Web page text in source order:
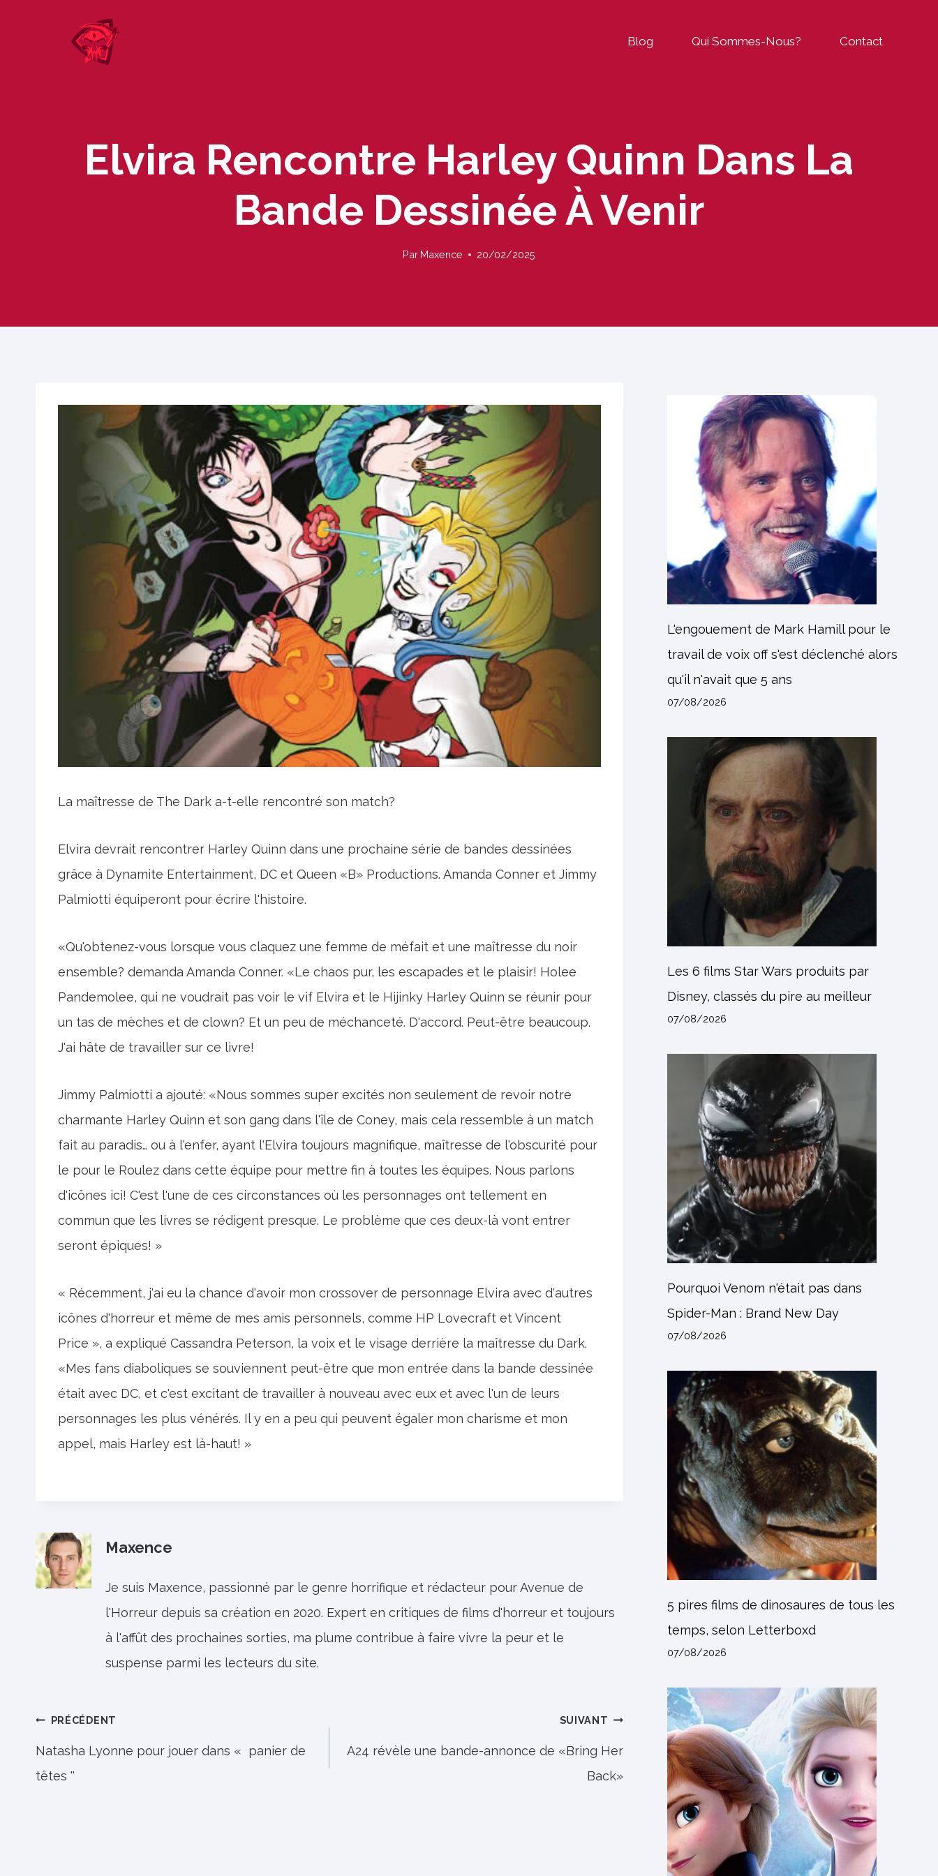
Blog Qui Sommes-Nous? Contact
Elvira Rencontre Harley Quinn Dans La
Bande Dessinée À Venir
Par Maxence 20/02/2025
La maîtresse de The Dark a-t-elle rencontré son match?
Elvira devrait rencontrer Harley Quinn dans une prochaine série de bandes dessinées
grâce à Dynamite Entertainment, DC et Queen «B» Productions. Amanda Conner et Jimmy
Palmiotti équiperont pour écrire l'histoire.
«Qu'obtenez-vous lorsque vous claquez une femme de méfait et une maîtresse du noir
ensemble? demanda Amanda Conner. «Le chaos pur, les escapades et le plaisir! Holee
Pandemolee, qui ne voudrait pas voir le vif Elvira et le Hijinky Harley Quinn se réunir pour
un tas de mèches et de clown? Et un peu de méchanceté. D'accord. Peut-être beaucoup.
J'ai hâte de travailler sur ce livre!
Jimmy Palmiotti a ajouté: «Nous sommes super excités non seulement de revoir notre
charmante Harley Quinn et son gang dans l'île de Coney, mais cela ressemble à un match
fait au paradis… ou à l'enfer, ayant l'Elvira toujours magnifique, maîtresse de l'obscurité pour
le pour le Roulez dans cette équipe pour mettre fin à toutes les équipes. Nous parlons
d'icônes ici! C'est l'une de ces circonstances où les personnages ont tellement en
commun que les livres se rédigent presque. Le problème que ces deux-là vont entrer
seront épiques! »
« Récemment, j'ai eu la chance d'avoir mon crossover de personnage Elvira avec d'autres
icônes d'horreur et même de mes amis personnels, comme HP Lovecraft et Vincent
Price », a expliqué Cassandra Peterson, la voix et le visage derrière la maîtresse du Dark.
«Mes fans diaboliques se souviennent peut-être que mon entrée dans la bande dessinée
était avec DC, et c'est excitant de travailler à nouveau avec eux et avec l'un de leurs
personnages les plus vénérés. Il y en a peu qui peuvent égaler mon charisme et mon
appel, mais Harley est là-haut! »
Maxence
Je suis Maxence, passionné par le genre horrifique et rédacteur pour Avenue de
l'Horreur depuis sa création en 2020. Expert en critiques de films d'horreur et toujours
à l'affût des prochaines sorties, ma plume contribue à faire vivre la peur et le
suspense parmi les lecteurs du site.
Navigation
de
l’article
PRÉCÉDENT
Natasha Lyonne pour jouer dans « panier de
têtes ''
SUIVANT
A24 révèle une bande-annonce de «Bring Her
Back»
L'engouement de Mark Hamill pour le
travail de voix off s'est déclenché alors
qu'il n'avait que 5 ans
07/08/2026
Les 6 films Star Wars produits par
Disney, classés du pire au meilleur
07/08/2026
Pourquoi Venom n'était pas dans
Spider-Man : Brand New Day
07/08/2026
5 pires films de dinosaures de tous les
temps, selon Letterboxd
07/08/2026